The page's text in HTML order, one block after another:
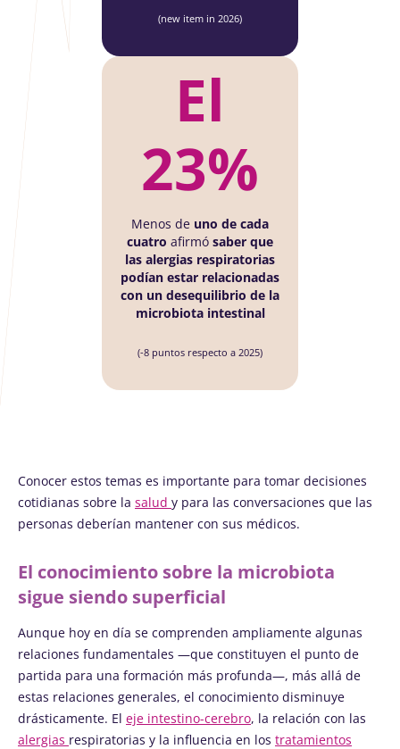
(new item in 2026)
El
23%
Menos de uno de cada
cuatro afirmó saber que
las alergias respiratorias
podían estar relacionadas
con un desequilibrio de la
microbiota intestinal
(-8 puntos respecto a 2025)
Conocer estos temas es importante para tomar decisiones
cotidianas sobre la salud y para las conversaciones que las
personas deberían mantener con sus médicos.
El conocimiento sobre la microbiota
sigue siendo superficial
Aunque hoy en día se comprenden ampliamente algunas
relaciones fundamentales —que constituyen el punto de
partida para una formación más profunda—, más allá de
estas relaciones generales, el conocimiento disminuye
drásticamente. El eje intestino-cerebro, la relación con las
alergias respiratorias y la influencia en los tratamientos